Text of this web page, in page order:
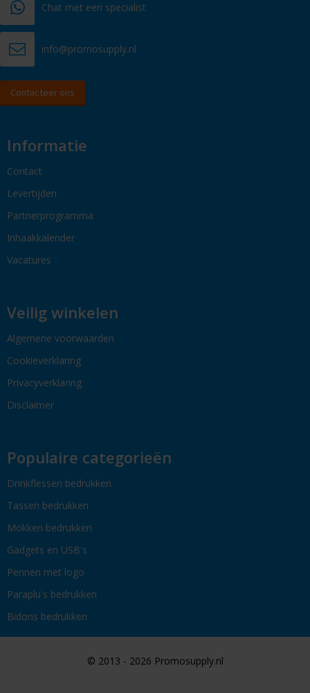
Chat met een specialist
info@promosupply.nl
Contacteer ons
Informatie
Contact
Levertijden
Partnerprogramma
Inhaakkalender
Vacatures
Veilig winkelen
Algemene voorwaarden
Cookieverklaring
Privacyverklaring
Disclaimer
Populaire categorieën
Drinkflessen bedrukken
Tassen bedrukken
Mokken bedrukken
Gadgets en USB's
Pennen met logo
Paraplu's bedrukken
Bidons bedrukken
© 2013 - 2026 Promosupply.nl